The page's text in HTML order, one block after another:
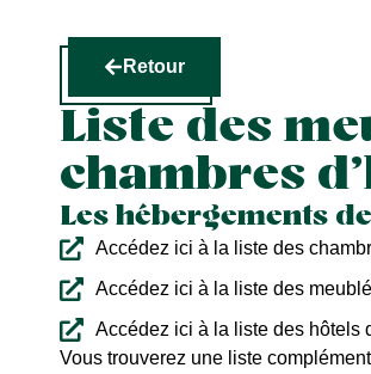
Retour
Liste des
chambres
Les hébergements
Accédez ici à la liste des
Accédez ici à la liste des
Accédez ici à la liste des hôtels
Vous trouverez une liste